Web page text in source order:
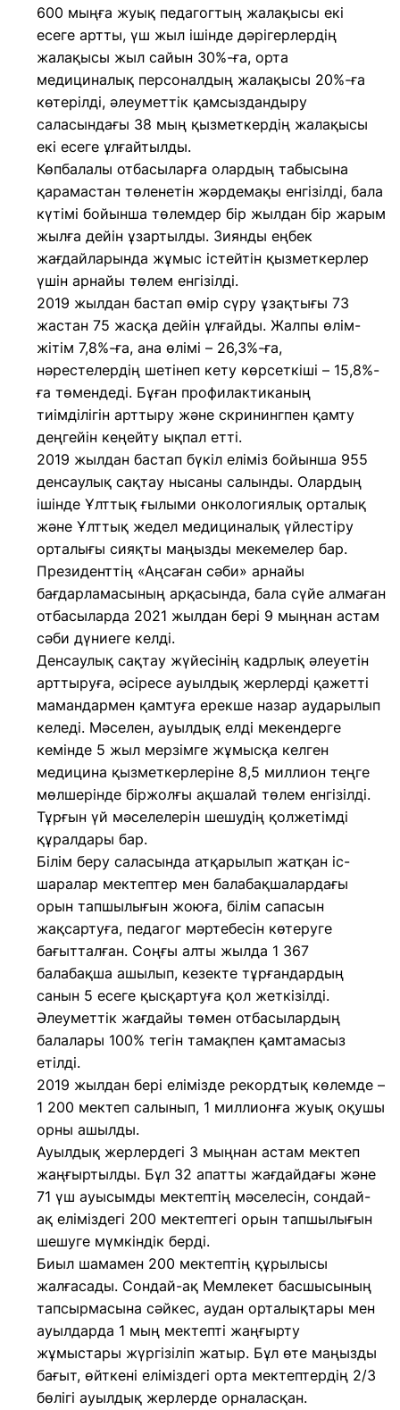
600 мыңға жуық педагогтың жалақысы екі
есеге артты, үш жыл ішінде дәрігерлердің
жалақысы жыл сайын 30%-ға, орта
медициналық персоналдың жалақысы 20%-ға
көтерілді, әлеуметтік қамсыздандыру
саласындағы 38 мың қызметкердің жалақысы
екі есеге ұлғайтылды.
Көпбалалы отбасыларға олардың табысына
қарамастан төленетін жәрдемақы енгізілді, бала
күтімі бойынша төлемдер бір жылдан бір жарым
жылға дейін ұзартылды. Зиянды еңбек
жағдайларында жұмыс істейтін қызметкерлер
үшін арнайы төлем енгізілді.
2019 жылдан бастап өмір сүру ұзақтығы 73
жастан 75 жасқа дейін ұлғайды. Жалпы өлім-
жітім 7,8%-ға, ана өлімі – 26,3%-ға,
нәрестелердің шетінеп кету көрсеткіші – 15,8%-
ға төмендеді. Бұған профилактиканың
тиімділігін арттыру және скринингпен қамту
деңгейін кеңейту ықпал етті.
2019 жылдан бастап бүкіл еліміз бойынша 955
денсаулық сақтау нысаны салынды. Олардың
ішінде Ұлттық ғылыми онкологиялық орталық
және Ұлттық жедел медициналық үйлестіру
орталығы сияқты маңызды мекемелер бар.
Президенттің «Аңсаған сәби» арнайы
бағдарламасының арқасында, бала сүйе алмаған
отбасыларда 2021 жылдан бері 9 мыңнан астам
сәби дүниеге келді.
Денсаулық сақтау жүйесінің кадрлық әлеуетін
арттыруға, әсіресе ауылдық жерлерді қажетті
мамандармен қамтуға ерекше назар аударылып
келеді. Мәселен, ауылдық елді мекендерге
кемінде 5 жыл мерзімге жұмысқа келген
медицина қызметкерлеріне 8,5 миллион теңге
мөлшерінде біржолғы ақшалай төлем енгізілді.
Тұрғын үй мәселелерін шешудің қолжетімді
құралдары бар.
Білім беру саласында атқарылып жатқан іс-
шаралар мектептер мен балабақшалардағы
орын тапшылығын жоюға, білім сапасын
жақсартуға, педагог мәртебесін көтеруге
бағытталған. Соңғы алты жылда 1 367
балабақша ашылып, кезекте тұрғандардың
санын 5 есеге қысқартуға қол жеткізілді.
Әлеуметтік жағдайы төмен отбасылардың
балалары 100% тегін тамақпен қамтамасыз
етілді.
2019 жылдан бері елімізде рекордтық көлемде –
1 200 мектеп салынып, 1 миллионға жуық оқушы
орны ашылды.
Ауылдық жерлердегі 3 мыңнан астам мектеп
жаңғыртылды. Бұл 32 апатты жағдайдағы және
71 үш ауысымды мектептің мәселесін, сондай-
ақ еліміздегі 200 мектептегі орын тапшылығын
шешуге мүмкіндік берді.
Биыл шамамен 200 мектептің құрылысы
жалғасады. Сондай-ақ Мемлекет басшысының
тапсырмасына сәйкес, аудан орталықтары мен
ауылдарда 1 мың мектепті жаңғырту
жұмыстары жүргізіліп жатыр. Бұл өте маңызды
бағыт, өйткені еліміздегі орта мектептердің 2/3
бөлігі ауылдық жерлерде орналасқан.